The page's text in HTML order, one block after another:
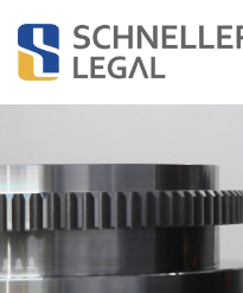
Inhalt
springen